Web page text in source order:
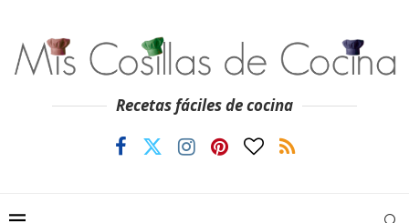
Recetas fáciles de cocina